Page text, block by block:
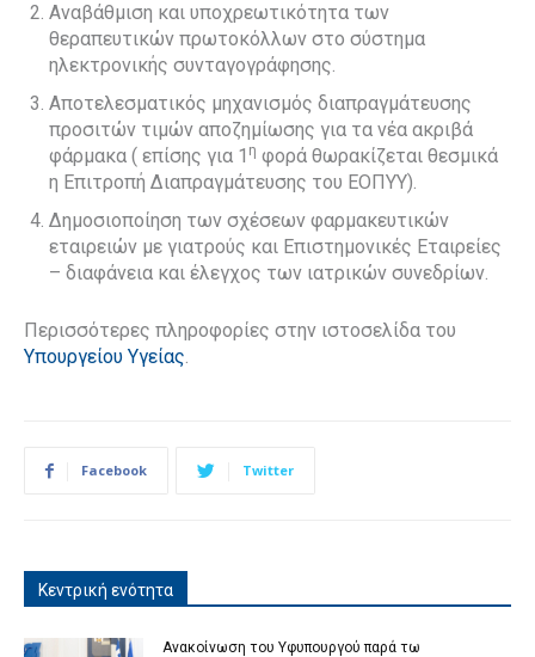
Αναβάθμιση και υποχρεωτικότητα των
θεραπευτικών πρωτοκόλλων στο σύστημα
ηλεκτρονικής συνταγογράφησης.
Αποτελεσματικός μηχανισμός διαπραγμάτευσης
προσιτών τιμών αποζημίωσης για τα νέα ακριβά
φάρμακα ( επίσης για 1 η φορά θωρακίζεται θεσμικά
η Επιτροπή Διαπραγμάτευσης του ΕΟΠΥΥ).
Δημοσιοποίηση των σχέσεων φαρμακευτικών
εταιρειών με γιατρούς και Επιστημονικές Εταιρείες
– διαφάνεια και έλεγχος των ιατρικών συνεδρίων.
Περισσότερες πληροφορίες στην ιστοσελίδα του
Υπουργείου Υγείας.
Facebook Twitter
Κεντρική ενότητα
Ανακοίνωση του Υφυπουργού παρά τω